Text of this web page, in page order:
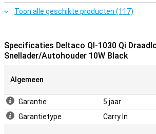
Toon alle geschikte producten (117)
Specificaties Deltaco QI-1030 Qi
Snellader/Autohouder 10W Black
Algemeen
Garantie
5 jaar
Garantietype
Carry In